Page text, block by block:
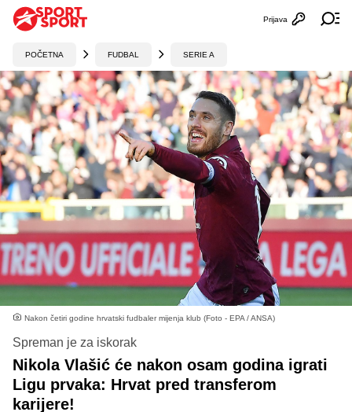
Otvori
Prijava
POČETNA FUDBAL SERIE A
Nakon četiri godine hrvatski fudbaler mijenja klub (Foto - EPA / ANSA)
Spreman je za iskorak
Nikola Vlašić će nakon osam godina igrati
Ligu prvaka: Hrvat pred transferom
karijere!